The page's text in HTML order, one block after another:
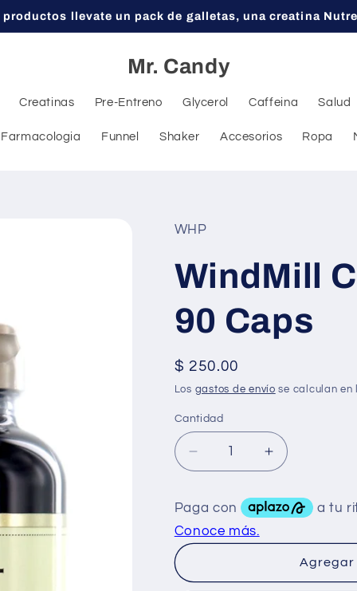
productos llevate un pack de galletas, una creatina
Mr. Candy
Creatinas Pre-Entreno Glycerol Caffeina Salud
Farmacologia Funnel Shaker Accesorios Ropa
WHP
WindMill
90 Caps
Precio
habitual
$ 250.00
Los gastos de envío se calculan
Cantidad
Reducir
cantidad
WindMill
C-
500
90
Aumentar
cantidad
para
WindMill
500
Masticable
90